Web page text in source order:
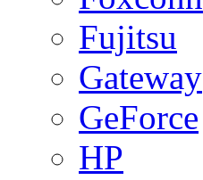
Fujitsu
Gateway
GeForce
HP